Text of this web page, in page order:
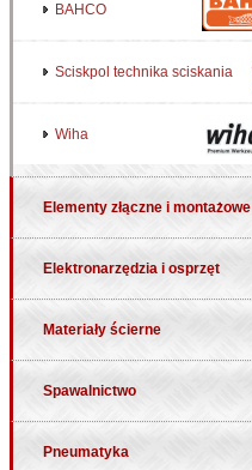
BAHCO
Sciskpol technika sciskania
Wiha
Elementy złączne i montażowe
Elektronarzędzia i osprzęt
Materiały ścierne
Spawalnictwo
Pneumatyka